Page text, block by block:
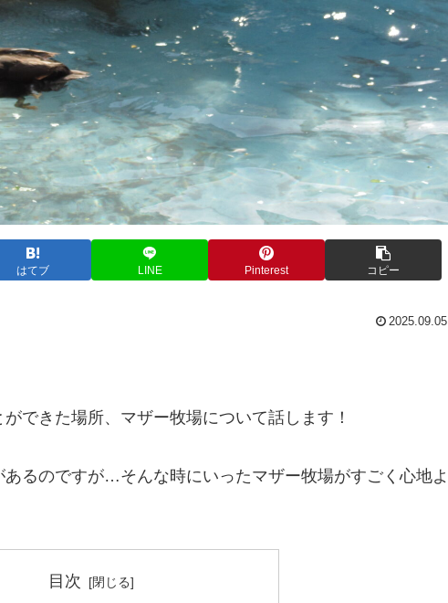
はてブ LINE Pinterest コピー
2025.09.05
できた場所、マザー牧場について話します！
るのですが…そんな時にいったマザー牧場がすごく心地よ
目次